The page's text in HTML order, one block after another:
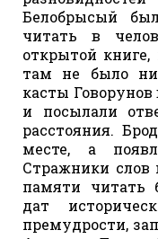
Белобрысый
читать в
открытой
там не было
касты
и посылали
расстояния.
месте, а
Стражники слов
памяти читать
дат
премудрости,